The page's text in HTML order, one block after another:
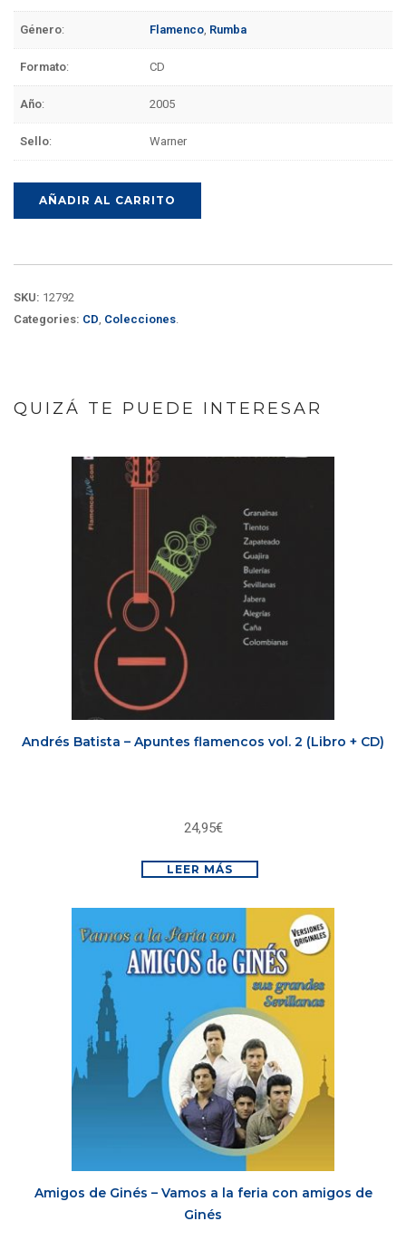
Género: Flamenco, Rumba
Formato: CD
Año: 2005
Sello: Warner
AÑADIR AL CARRITO
SKU: 12792
Categories: CD, Colecciones.
QUIZÁ TE PUEDE INTERESAR
Andrés Batista – Apuntes flamencos vol. 2 (Libro + CD)
24,95€
LEER MÁS
Amigos de Ginés – Vamos a la feria con amigos de
Ginés